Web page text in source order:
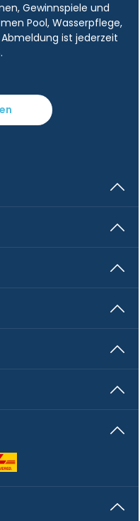
Gewinnspiele und
Pool, Wasserpflege,
ist jederzeit